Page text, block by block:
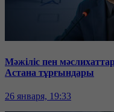
Мәжіліс пен
Астана тұрғындары
26 января, 19:33